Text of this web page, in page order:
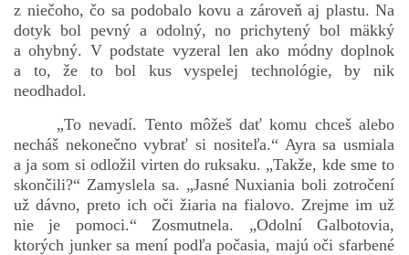
z niečoho, čo sa podobalo kovu a zároveň aj plastu. Na
dotyk bol pevný a odolný, no prichytený bol mäkký
a ohybný. V podstate vyzeral len ako módny doplnok
a to, že to bol kus vyspelej technológie, by nik
neodhadol.
„To nevadí. Tento môžeš dať komu chceš alebo
necháš nekonečno vybrať si nositeľa.“ Ayra sa usmiala
a ja som si odložil virten do ruksaku. „Takže, kde sme to
skončili?“ Zamyslela sa. „Jasné Nuxiania boli zotročení
už dávno, preto ich oči žiaria na fialovo. Zrejme im už
nie je pomoci.“ Zosmutnela. „Odolní Galbotovia,
ktorých junker sa mení podľa počasia, majú oči sfarbené